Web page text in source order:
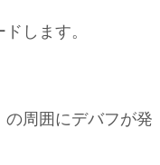
します。
周囲にデバフが発